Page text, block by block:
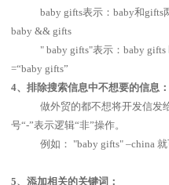
baby gifts表示： baby和gifts
baby && gifts
" baby gifts"表示： baby gifts
=“baby gifts”
4、排除搜索信息中不想要的信息：
做外贸的都不想将开发信发
号“-”表示逻辑“非”操作。
例如： "baby gifts" –china 就
5、添加相关的关键词：